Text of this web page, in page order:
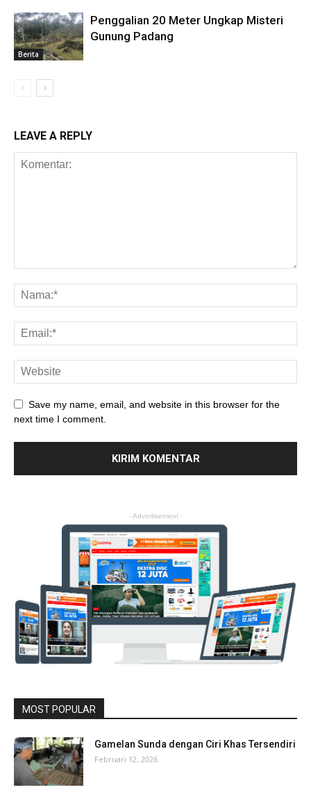
Berita
Penggalian 20 Meter Ungkap Misteri
Gunung Padang
LEAVE A REPLY
Save my name, email, and website in this browser for the
next time I comment.
- Advertisement -
MOST POPULAR
Gamelan Sunda dengan Ciri Khas Tersendiri
Februari 12, 2026